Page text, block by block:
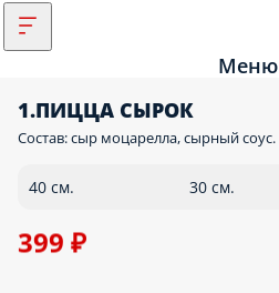
Меню
1.ПИЦЦА СЫРОК
Состав: сыр моцарелла, сырный соус.
40 см. 30 см.
399 ₽